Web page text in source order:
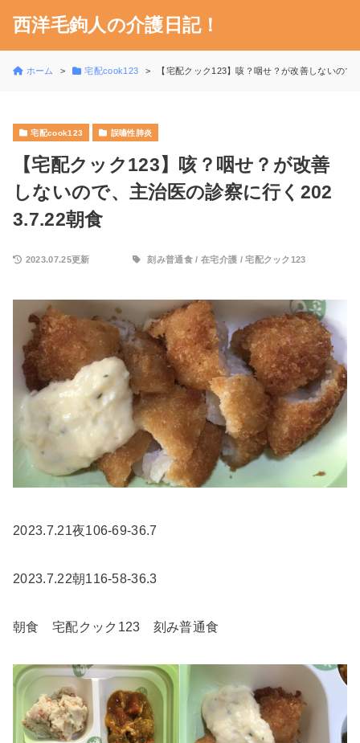
西洋毛鉤人の介護日記！
ホーム 宅配cook123 【宅配クック123】咳？咽せ？が改善しないの
宅配cook123 誤嚥性肺炎
【宅配クック123】咳？咽せ？が改善
しないので、主治医の診察に行く202
3.7.22朝食
2023.07.25更新 刻み普通食/ 在宅介護 /宅配クック123
2023.7.21夜106-69-36.7
2023.7.22朝116-58-36.3
朝食 宅配クック123 刻み普通食